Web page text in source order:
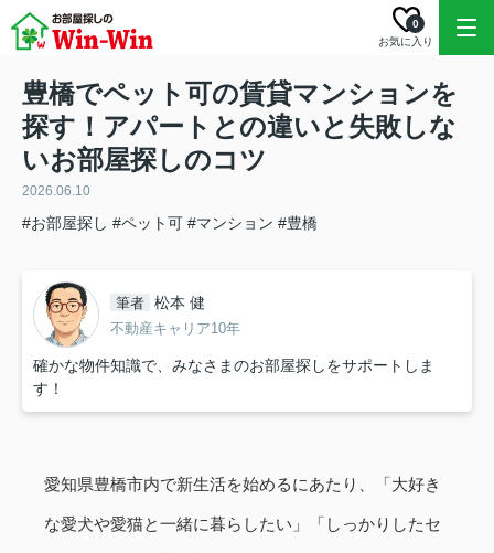
お気に入り
0
豊橋でペット可の賃貸マンションを
探す！アパートとの違いと失敗しな
いお部屋探しのコツ
2026.06.10
#お部屋探し #ペット可 #マンション #豊橋
筆者 松本 健
不動産キャリア10年
確かな物件知識で、みなさまのお部屋探しをサポートしま
す！
愛知県豊橋市内で新生活を始めるにあたり、「大好き
な愛犬や愛猫と一緒に暮らしたい」「しっかりしたセ